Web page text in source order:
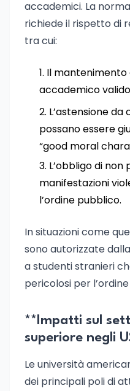
accademici. La
richiede il rispetto di
tra cui:
Il mantenimento
accademico
L’astensione
possano essere
“good moral
L’obbligo di
manifestazioni
l’ordine pubblico.
In situazioni come
sono autorizzate
a studenti stranieri
pericolosi per
**Impatti sul
superiore negli
Le università
dei principali poli di